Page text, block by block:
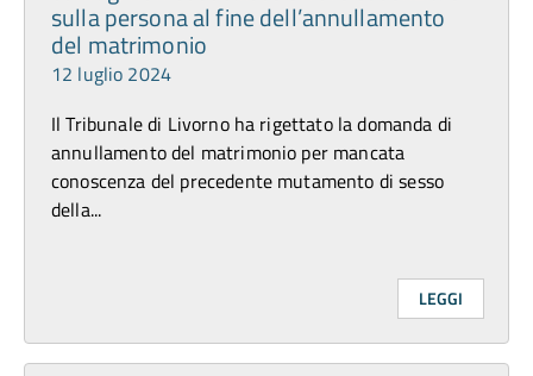
sulla persona al fine dell’annullamento
del matrimonio
12 luglio 2024
Il Tribunale di Livorno ha rigettato la domanda di
annullamento del matrimonio per mancata
conoscenza del precedente mutamento di sesso
della...
LEGGI